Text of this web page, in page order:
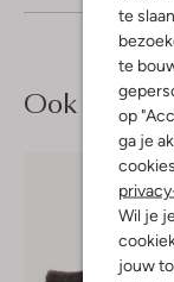
te
te
op
ga je
Wil je
jouw
Ook iets